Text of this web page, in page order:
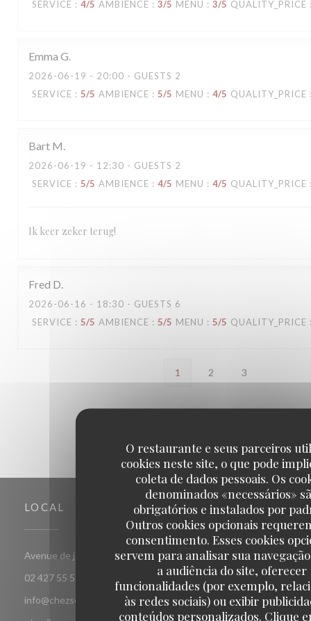
O restaurante e seus parceiros
cookies neste site, o que pode
coleta de dados pessoais. Os
denominados «necessários»
obrigatórios e instalados por
Outros cookies opcionais
consentimento. Esses cookies
servem para analisar sua
a audiência do site, oferecer
funcionalidades (por exemplo,
às redes sociais) ou exibir
conteúdos personalizados. Clique
SERVICE : 4/5 AMBIENCE : 3/5 MENU : 3/5 QUALITY_PRICE
Emma G
2026-06-19 - 20:00 - GUESTS 2
SERVICE : 5/5 AMBIENCE : 5/5 MENU : 4/5 QUALITY_PRICE
Bart M
2026-06-19 - 12:30 - GUESTS 2
SERVICE : 5/5 AMBIENCE : 4/5 MENU : 4/5 QUALITY_PRICE
Ik keer zeker terug!
Fred D
2026-06-16 - 18:30 - GUESTS 6
SERVICE : 5/5 AMBIENCE : 5/5 MENU : 5/5 QUALITY_PRICE
1 2 3
LOCAL
Avenue de jette 85 1090 Jette Bruxelles((abre numa nova janela))
02 427 55 52
info@chezsoje.be,dubmichel@hotmail.com,freddubois66@h